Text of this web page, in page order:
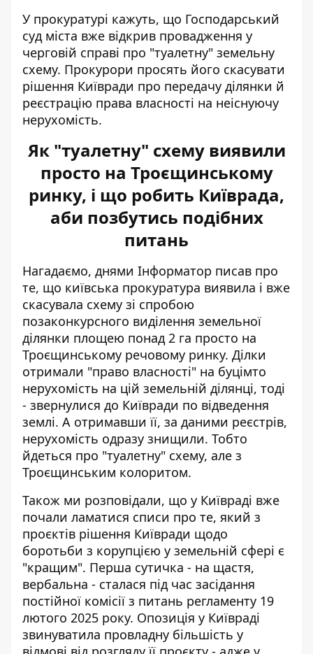
У прокуратурі кажуть, що Господарський
суд міста вже відкрив провадження у
черговій справі про "туалетну" земельну
схему. Прокурори просять його скасувати
рішення Київради про передачу ділянки й
реєстрацію права власності на неіснуючу
нерухомість.
Як "туалетну" схему виявили
просто на Троєщинському
ринку, і що робить Київрада,
аби позбутись подібних
питань
Нагадаємо, днями Інформатор писав про
те, що київська прокуратура виявила і вже
скасувала схему зі спробою
позаконкурсного виділення земельної
ділянки площею понад 2 га просто на
Троєщинському речовому ринку. Ділки
отримали "право власності" на буцімто
нерухомість на цій земельній ділянці, тоді
- звернулися до Київради по відведення
землі. А отримавши її, за даними реєстрів,
нерухомість одразу знищили. Тобто
йдеться про "туалетну" схему, але з
Троєщинським колоритом.
Також ми розповідали, що у Київраді вже
почали ламатися списи про те, який з
проєктів рішення Київради щодо
боротьби з корупцією у земельній сфері є
"кращим". Перша сутичка - на щастя,
вербальна - сталася під час засідання
постійної комісії з питань регламенту 19
лютого 2025 року. Опозиція у Київраді
звинуватила провладну більшість у